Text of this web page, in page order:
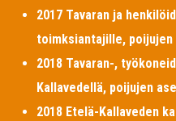
2017 Tavaran ja
toimksiantajille, poijujen
2018 Tavaran-,
Kallavedellä, poijujen
2018 Etelä-Kallaveden